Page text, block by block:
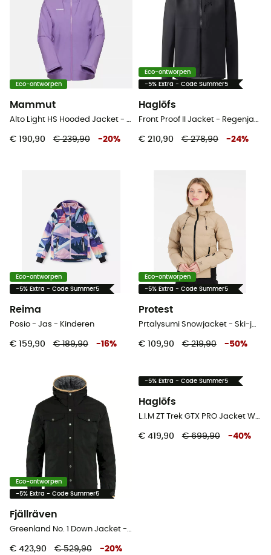
Eco-ontworpen
Mammut
Alto Light HS Hooded Jacket - Regenjack - Dames
€ 190,90 € 239,90 -20%
Eco-ontworpen
-5% Extra - Code Summer5
Haglöfs
Front Proof II Jacket - Regenjack - Dames
€ 210,90 € 278,90 -24%
Eco-ontworpen
-5% Extra - Code Summer5
Reima
Posio - Jas - Kinderen
€ 159,90 € 189,90 -16%
Eco-ontworpen
-5% Extra - Code Summer5
Protest
Prtalysumi Snowjacket - Ski-jas - Dames
€ 109,90 € 219,90 -50%
Eco-ontworpen
-5% Extra - Code Summer5
Fjällräven
Greenland No. 1 Down Jacket - Jas - Heren
€ 423,90 € 529,90 -20%
-5% Extra - Code Summer5
Haglöfs
L.I.M ZT Trek GTX PRO Jacket Women - Regenjas - Dames
€ 419,90 € 699,90 -40%